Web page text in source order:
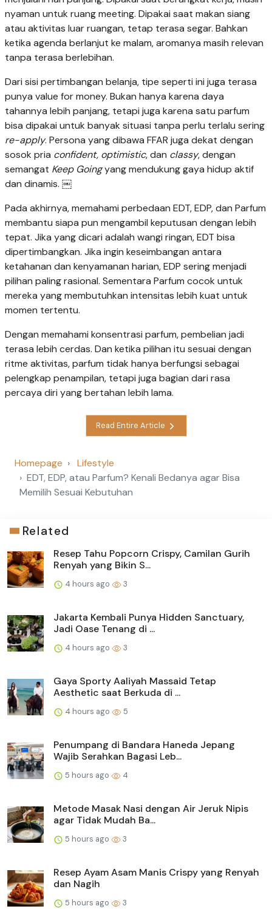
nyaman untuk ruang meeting. Dipakai saat makan siang
atau aktivitas luar ruangan, tetap terasa segar. Bahkan
ketika agenda berlanjut ke malam, aromanya masih relevan
tanpa terasa berlebihan.
Dari sisi pertimbangan belanja, tipe seperti ini juga terasa
punya value for money. Bukan hanya karena daya
tahannya lebih panjang, tetapi juga karena satu parfum
bisa dipakai untuk banyak situasi tanpa perlu terlalu sering
re-apply. Persona yang dibawa FFAR juga dekat dengan
sosok pria confident, optimistic, dan classy, dengan
semangat Keep Goingyang mendukung gaya hidup aktif
dan dinamis. ￼
Pada akhirnya, memahami perbedaan EDT, EDP, dan Parfum
membantu siapa pun mengambil keputusan dengan lebih
tepat. Jika yang dicari adalah wangi ringan, EDT bisa
dipertimbangkan. Jika ingin keseimbangan antara
ketahanan dan kenyamanan harian, EDP sering menjadi
pilihan paling rasional. Sementara Parfum cocok untuk
mereka yang membutuhkan intensitas lebih kuat untuk
momen tertentu.
Dengan memahami konsentrasi parfum, pembelian jadi
terasa lebih cerdas. Dan ketika pilihan itu sesuai dengan
ritme aktivitas, parfum tidak hanya berfungsi sebagai
pelengkap penampilan, tetapi juga bagian dari rasa
percaya diri yang bertahan lebih lama.
Read Entire Article
Homepage
Lifestyle
EDT, EDP, atau Parfum? Kenali Bedanya agar Bisa
Memilih Sesuai Kebutuhan
Related
Resep Tahu Popcorn Crispy, Camilan Gurih
Renyah yang Bikin S...
4 hours ago 3
Jakarta Kembali Punya Hidden Sanctuary,
Jadi Oase Tenang di ...
4 hours ago 3
Gaya Sporty Aaliyah Massaid Tetap
Aesthetic saat Berkuda di ...
4 hours ago 5
Penumpang di Bandara Haneda Jepang
Wajib Serahkan Bagasi Leb...
5 hours ago 4
Metode Masak Nasi dengan Air Jeruk Nipis
agar Tidak Mudah Ba...
5 hours ago 3
Resep Ayam Asam Manis Crispy yang Renyah
dan Nagih
5 hours ago 3